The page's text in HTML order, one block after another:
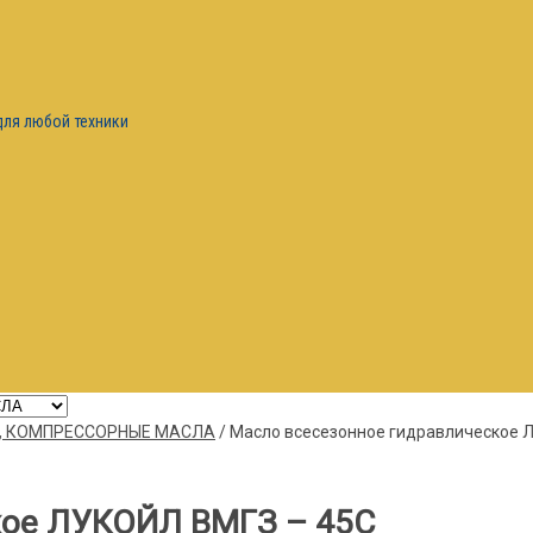
любой техники
КОМПРЕССОРНЫЕ МАСЛА / Масло всесезонное
ЛУКОЙЛ ВМГЗ – 45С